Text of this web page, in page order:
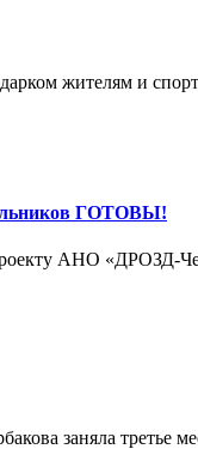
жителям и
ГОТОВЫ!
АНО «ДРОЗД-
заняла третье